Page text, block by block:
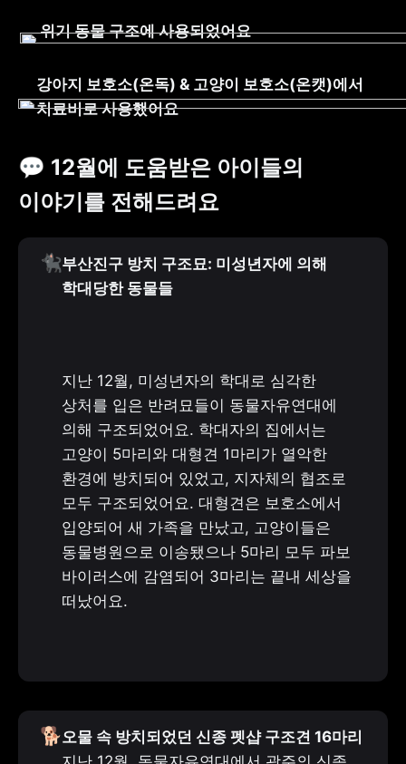
위기 동물 구조에 사용되었어요
강아지 보호소(온독) & 고양이 보호소(온캣)에서
치료비로 사용했어요
💬 12월에 도움받은 아이들의
이야기를 전해드려요
🐈‍⬛부산진구 방치 구조묘: 미성년자에 의해
학대당한 동물들
지난 12월, 미성년자의 학대로 심각한
상처를 입은 반려묘들이 동물자유연대에
의해 구조되었어요. 학대자의 집에서는
고양이 5마리와 대형견 1마리가 열악한
환경에 방치되어 있었고, 지자체의 협조로
모두 구조되었어요. 대형견은 보호소에서
입양되어 새 가족을 만났고, 고양이들은
동물병원으로 이송됐으나 5마리 모두 파보
바이러스에 감염되어 3마리는 끝내 세상을
떠났어요.
🐕